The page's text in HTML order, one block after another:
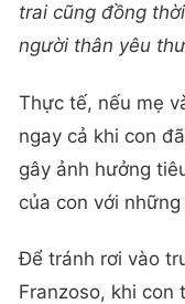
trai cũng đồng
người thân yêu
Thực tế, nếu mẹ
ngay cả khi con
gây ảnh hưởng
của con với
Để tránh rơi vào
Franzoso, khi